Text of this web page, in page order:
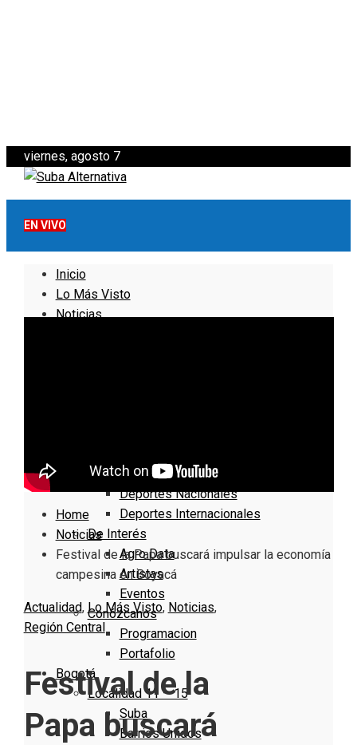
viernes, agosto 7
EN VIVO
Inicio
Lo Más Visto
Noticias
Deportes Locales
Deportes Nacionales
Deportes Internacionales
De Interés
Agro Data
Artistas
Eventos
Conózcanos
Programacion
Portafolio
Bogotá
Localidad 11 – 15
Suba
Barrios Unidos
Home
Noticias
Festival de la Papa buscará impulsar la economía
campesina en Boyacá
Actualidad, Lo Más Visto, Noticias,
Región Central
Festival de la
Papa buscará